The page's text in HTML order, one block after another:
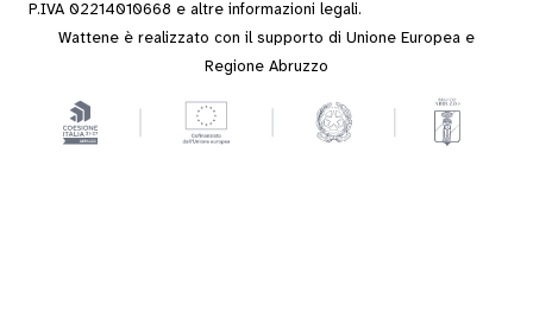
P.IVA 02214010668 e altre informazioni legali.
Wattene è realizzato con il supporto di Unione Europea e
Regione Abruzzo